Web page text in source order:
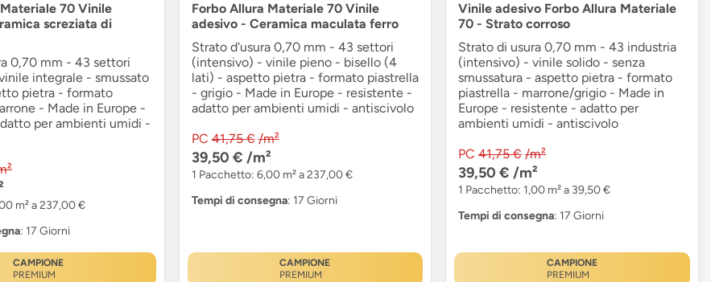
70 Vinile
screziata di
0,70 mm - 43 settori
integrale - smussato
pietra - formato
- Made in Europe -
per ambienti umidi -
m² a 237,00 €
: 17 Giorni
CAMPIONE
PREMIUM
Forbo Allura Materiale 70 Vinile
adesivo - Ceramica maculata ferro
Strato d'usura 0,70 mm - 43 settori
(intensivo) - vinile pieno - bisello (4
lati) - aspetto pietra - formato piastrella
- grigio - Made in Europe - resistente -
adatto per ambienti umidi - antiscivolo
PC 41,75 € /m²
39,50 € /m²
1 Pacchetto: 6,00 m² a 237,00 €
Tempi di consegna: 17 Giorni
CAMPIONE
PREMIUM
Vinile adesivo Forbo Allura Materiale
70 - Strato corroso
Strato di usura 0,70 mm - 43 industria
(intensivo) - vinile solido - senza
smussatura - aspetto pietra - formato
piastrella - marrone/grigio - Made in
Europe - resistente - adatto per
ambienti umidi - antiscivolo
PC 41,75 € /m²
39,50 € /m²
1 Pacchetto: 1,00 m² a 39,50 €
Tempi di consegna: 17 Giorni
CAMPIONE
PREMIUM